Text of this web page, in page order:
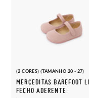
(2 CORES) (TAMANHO 20 - 27)
MERCEDITAS BAREFOOT
FECHO ADERENTE